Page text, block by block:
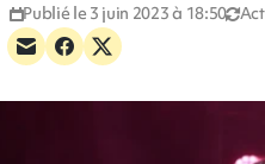
Publié le 3 juin 2023 à 18:50